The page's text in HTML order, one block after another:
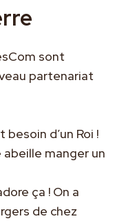
sont
partenariat
d’un Roi !
abeille manger un
ça ! On a
de chez